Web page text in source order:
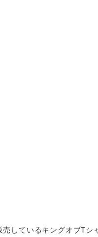
ているキングオブTシャ